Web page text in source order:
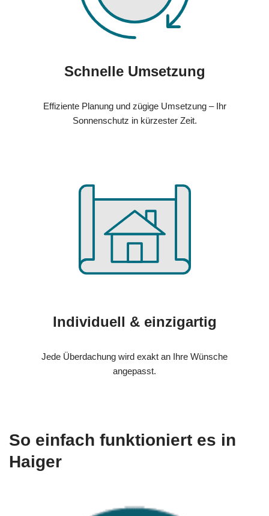
Schnelle Umsetzung
Effiziente Planung und zügige Umsetzung – Ihr
Sonnenschutz in kürzester Zeit.
Individuell & einzigartig
Jede Überdachung wird exakt an Ihre Wünsche
angepasst.
So einfach funktioniert es in
Haiger